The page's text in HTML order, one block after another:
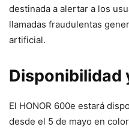
destinada a alertar a los
llamadas fraudulentas
artificial.
Disponibilidad
El HONOR 600e estará
desde el 5 de mayo en